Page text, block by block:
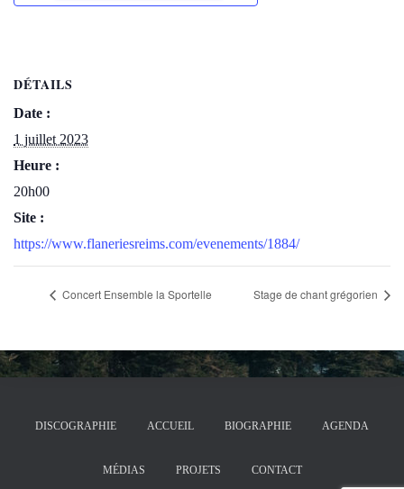
DÉTAILS
Date :
1 juillet 2023
Heure :
20h00
Site :
https://www.flaneriesreims.com/evenements/1884/
Concert Ensemble la Sportelle Stage de chant grégorien
DISCOGRAPHIE ACCUEIL BIOGRAPHIE AGENDA
MÉDIAS PROJETS CONTACT